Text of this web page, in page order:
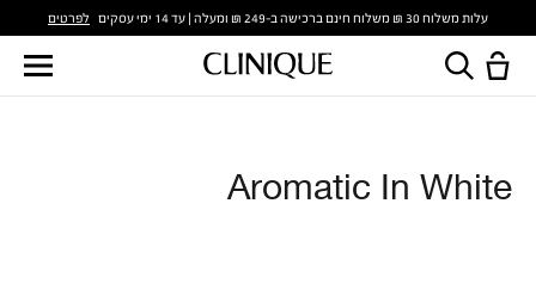
עלות משלוח 30 ₪ משלוח חינם ברכישה ב-249 ₪ ומעלה | עד 14 ימי עסקים לפרטים
Aromatic In White